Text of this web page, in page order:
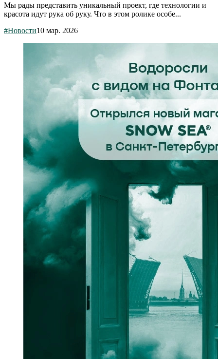
Мы рады представить уникальный проект, где технологии и
красота идут рука об руку. Что в этом ролике особе...
#Новости10 мар. 2026